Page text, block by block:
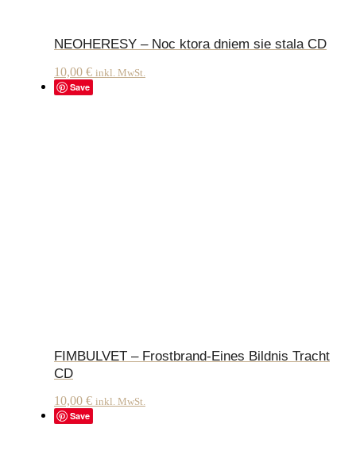
NEOHERESY – Noc ktora dniem sie stala CD
10,00 € inkl. MwSt.
Save
FIMBULVET – Frostbrand-Eines Bildnis Tracht
CD
10,00 € inkl. MwSt.
Save